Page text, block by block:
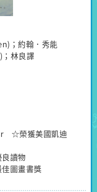
；約翰．秀能
林良譯
☆榮獲美國凱迪
讀物
圖畫書獎